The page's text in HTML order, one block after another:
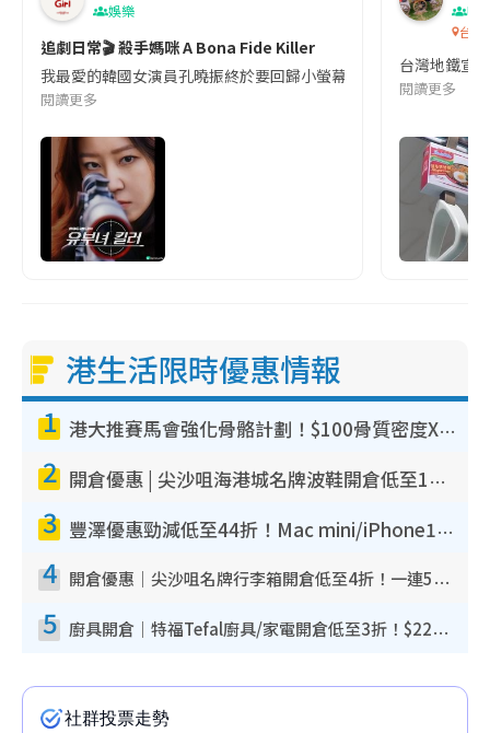
娛樂
追劇日常🎬 殺手媽咪 A Bona Fide Killer
我最愛的韓國女演員孔曉振終於要回歸小螢幕啦!這次的劇本改編
閱讀更多
吹
台灣
台灣地鐵宣
閱讀更多
港生活限時優惠情報
1 港大推賽馬會強化骨骼計劃！$100骨質密度X光檢查 完成免費運動訓練送超市禮券！附參加資格
2 開倉優惠 | 尖沙咀海港城名牌波鞋開倉低至1折！On鞋$899起／Joy&Peace鞋履$98起
3 豐澤優惠勁減低至44折！Mac mini/iPhone17Pro大減價！廚房家電$220起
4 開倉優惠｜尖沙咀名牌行李箱開倉低至4折！一連5日 American Tourister/ace./Hallmark $200起！
5 廚具開倉｜特福Tefal廚具/家電開倉低至3折！$220起買平底鍋/炒鑊/湯煲！電飯煲/吸塵機/燙斗$418起